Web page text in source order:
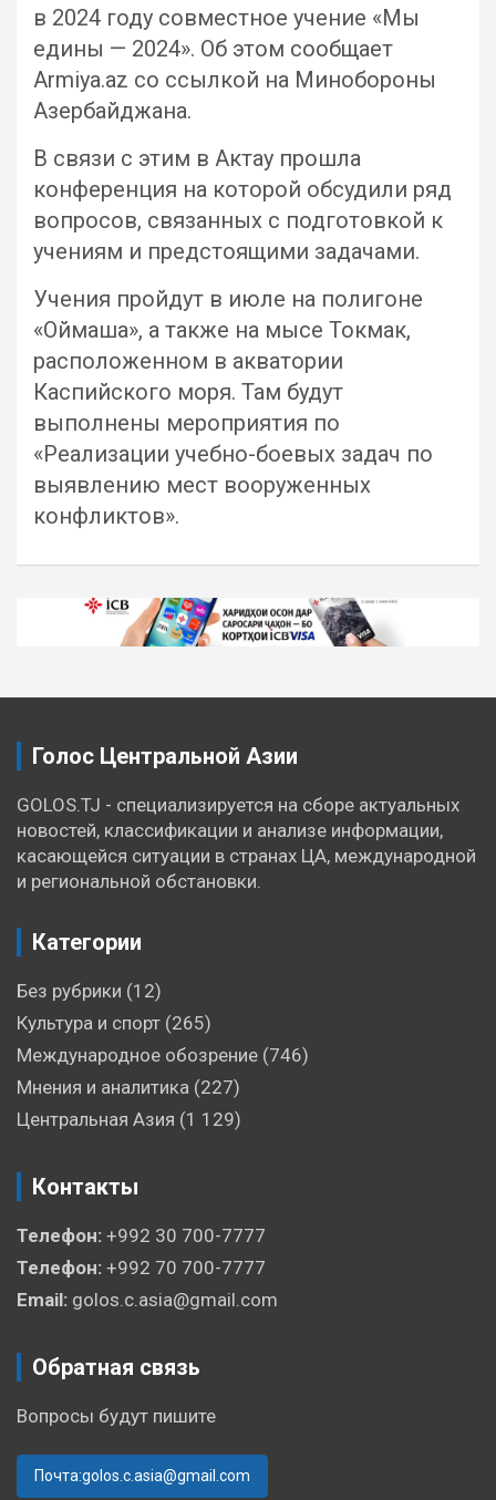
в 2024 году совместное учение «Мы
едины — 2024». Об этом сообщает
Armiya.az со ссылкой на Минобороны
Азербайджана.
В связи с этим в Актау прошла
конференция на которой обсудили ряд
вопросов, связанных с подготовкой к
учениям и предстоящими задачами.
Учения пройдут в июле на полигоне
«Оймаша», а также на мысе Токмак,
расположенном в акватории
Каспийского моря. Там будут
выполнены мероприятия по
«Реализации учебно-боевых задач по
выявлению мест вооруженных
конфликтов».
Навигация
Голос Центральной Азии
GOLOS.TJ - специализируется на сборе актуальных
новостей, классификации и анализе информации,
касающейся ситуации в странах ЦА, международной
и региональной обстановки.
Категории
Без рубрики (12)
Культура и спорт (265)
Международное обозрение (746)
Мнения и аналитика (227)
Центральная Азия (1 129)
Контакты
Телефон: +992 30 700-7777
Телефон: +992 70 700-7777
Email: golos.c.asia@gmail.com
Обратная связь
Вопросы будут пишите
Почта:golos.c.asia@gmail.com